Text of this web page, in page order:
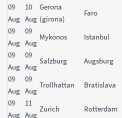
09
Aug
10
Aug
Gerona
(girona)
Faro
09
Aug
09
Aug
Mykonos Istanbul
09
Aug
09
Aug
Salzburg Augsburg
09
Aug
09
Aug
Trollhattan Bratislava
09
Aug
11
Aug
Zurich Rotterdam